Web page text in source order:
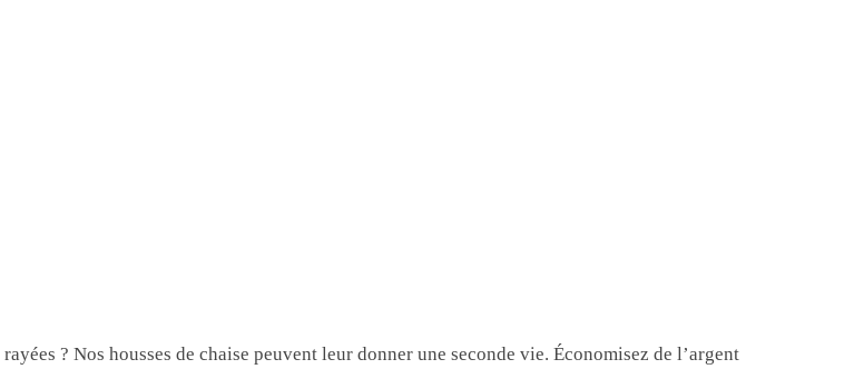
? Nos housses de chaise peuvent leur donner une seconde vie. Économisez de l’argent